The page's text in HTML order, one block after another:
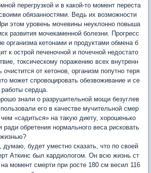
перегрузкой и в какой-то момент переста
обязанностями. Ведь их возможности
этом уровень мочевины неуклонно повыша
развития мочекаменной болезни. Прогресс
организма кетонами и продуктами обмена б
к острой печеночной и почечной недостато
токсическому поражению всех внутренн
от кетонов, организм попутно теря
может спровоцировать обезвоживание и се
сердца.
знали о разрушительной мощи безуглев
его в качестве мучительной смер
«садиться» на такую диету, хорошенько
ради обретения нормального веса рисковать
будет уместно сказать, что по своей
Аткинс был кардиологом. Он всю жизнь ст
момент смерти при росте 180 см весил 116